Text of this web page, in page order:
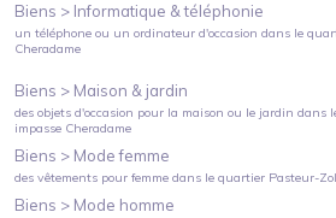
Biens > Informatique & téléphonie
un téléphone ou un ordinateur d'occasion dans le
Cheradame
Biens > Maison & jardin
des objets d'occasion pour la maison ou le jardin dans
impasse Cheradame
Biens > Mode femme
des vêtements pour femme dans le quartier Pasteur-
Biens > Mode homme